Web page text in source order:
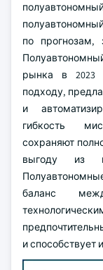
по прогнозам,
рынка в 2023
подходу,
и
гибкость
сохраняют
выгоду из
баланс
и способствует